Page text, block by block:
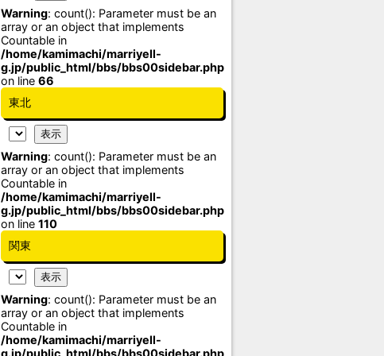
Warning: count(): Parameter must be an
array or an object that implements
Countable in
/home/kamimachi/marriyell-
g.jp/public_html/bbs/bbs00sidebar.php
on line 66
東北
Warning: count(): Parameter must be an
array or an object that implements
Countable in
/home/kamimachi/marriyell-
g.jp/public_html/bbs/bbs00sidebar.php
on line 110
関東
Warning: count(): Parameter must be an
array or an object that implements
Countable in
/home/kamimachi/marriyell-
g.jp/public_html/bbs/bbs00sidebar.php